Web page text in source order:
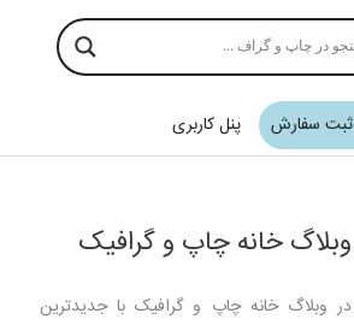
ثبت سفارش پنل کاربری
وبلاگ خانه چاپ و گرافیک
در وبلاگ خانه چاپ و گرافیک با جدیدترین